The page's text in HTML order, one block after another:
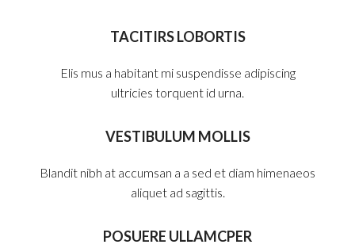
TACITIRS LOBORTIS
Elis mus a habitant mi suspendisse adipiscing
ultricies torquent id urna.
VESTIBULUM MOLLIS
Blandit nibh at accumsan a a sed et diam himenaeos
aliquet ad sagittis.
POSUERE ULLAMCPER